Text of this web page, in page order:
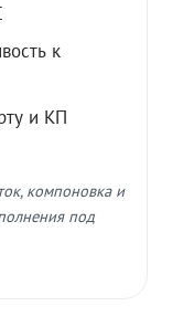
к
и КП
компоновка и
под